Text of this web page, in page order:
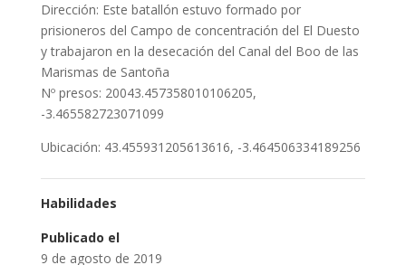
Dirección: Este batallón estuvo formado por
prisioneros del Campo de concentración del El Duesto
y trabajaron en la desecación del Canal del Boo de las
Marismas de Santoña
Nº presos: 20043.457358010106205,
-3.465582723071099
Ubicación: 43.455931205613616, -3.464506334189256
Habilidades
Publicado el
9 de agosto de 2019